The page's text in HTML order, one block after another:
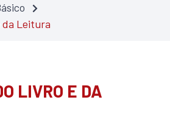
da Leitura
LIVRO E DA